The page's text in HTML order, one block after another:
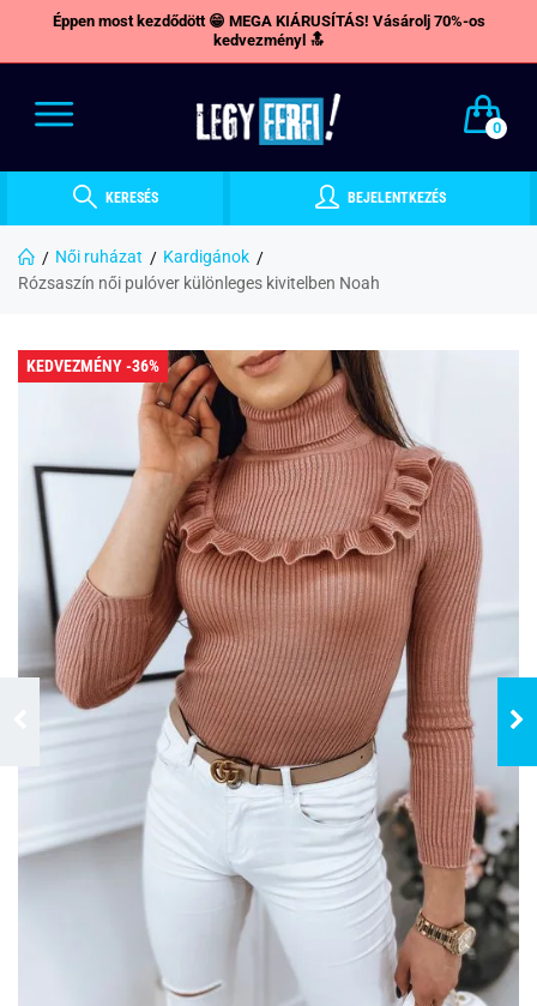
Éppen most kezdődött 😁 MEGA KIÁRUSÍTÁS! Vásárolj 70%-os
kedvezményl 🔝
0
KERESÉS BEJELENTKEZÉS
Női ruházat
Kardigánok
Rózsaszín női pulóver különleges kivitelben Noah
KEDVEZMÉNY -36%